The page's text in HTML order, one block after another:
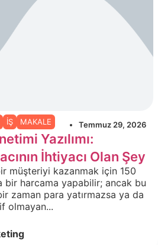
İŞ MAKALE Temmuz 29, 2026
Yazılımı:
İhtiyacı Olan Şey
müşteriyi kazanmak için 150
bir harcama yapabilir; ancak bu
zaman para yatırmazsa ya da
olmayan...